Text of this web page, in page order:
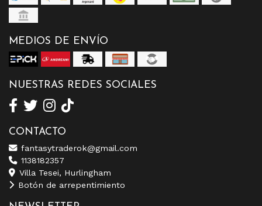
MEDIOS DE ENVÍO
NUESTRAS REDES SOCIALES
CONTACTO
fantasytraderok@gmail.com
1138182357
Villa Tesei, Hurlingham
Botón de arrepentimiento